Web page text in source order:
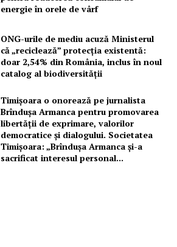
energie în orele de vârf
ONG-urile de mediu acuză Ministerul
că „reciclează” protecția existentă:
doar 2,54% din România, inclus în noul
catalog al biodiversității
Timișoara o onorează pe jurnalista
Brîndușa Armanca pentru promovarea
libertății de exprimare, valorilor
democratice și dialogului. Societatea
Timișoara: „Brîndușa Armanca și-a
sacrificat interesul personal...